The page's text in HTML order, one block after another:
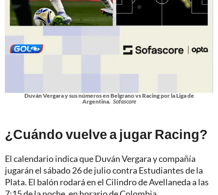
Duván Vergara y sus números en Belgrano vs Racing por la Liga de
Argentina. Sofascore
¿Cuándo vuelve a jugar Racing?
El calendario indica que Duván Vergara y compañía
jugarán el sábado 26 de julio contra Estudiantes de la
Plata. El balón rodará en el Cilindro de Avellaneda a las